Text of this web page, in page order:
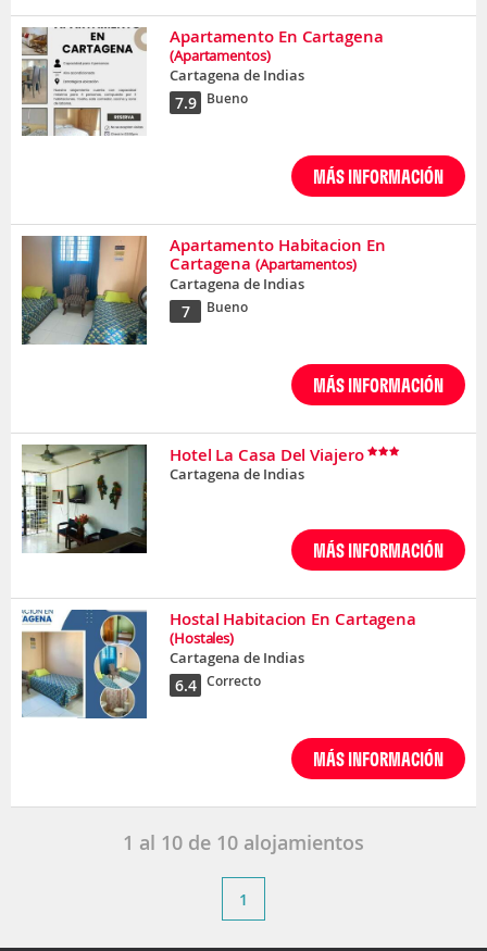
Apartamento En Cartagena
(Apartamentos)
Cartagena de Indias
7.9 Bueno
MÁS INFORMACIÓN
Apartamento Habitacion En
Cartagena (Apartamentos)
Cartagena de Indias
7 Bueno
MÁS INFORMACIÓN
Hotel La Casa Del Viajero
Cartagena de Indias
MÁS INFORMACIÓN
Hostal Habitacion En Cartagena
(Hostales)
Cartagena de Indias
6.4 Correcto
MÁS INFORMACIÓN
1 al 10 de 10 alojamientos
1